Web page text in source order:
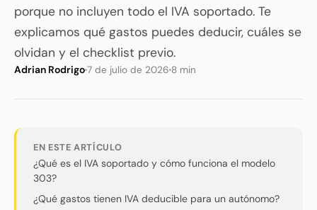
porque no incluyen todo el IVA soportado. Te
explicamos qué gastos puedes deducir, cuáles se
olvidan y el checklist previo.
Adrian Rodrigo7 de julio de 2026 8 min
EN ESTE ARTÍCULO
¿Qué es el IVA soportado y cómo funciona el modelo
303?
¿Qué gastos tienen IVA deducible para un autónomo?